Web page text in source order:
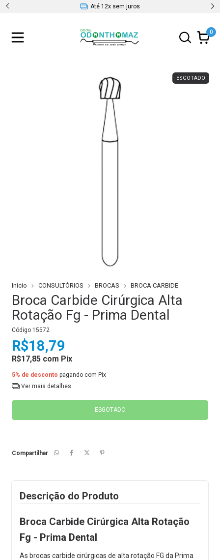
Até 12x sem juros
0
ESGOTADO
Início CONSULTÓRIOS BROCAS BROCA CARBIDE
Broca Carbide Cirúrgica Alta
Rotação Fg - Prima Dental
Código 15572
R$18,79
R$17,85 com Pix
5% de desconto pagando com Pix
Ver mais detalhes
Compartilhar
Descrição do Produto
Broca Carbide Cirúrgica Alta Rotação
Fg - Prima Dental
As brocas carbide cirúrgicas de alta rotação FG da Prima